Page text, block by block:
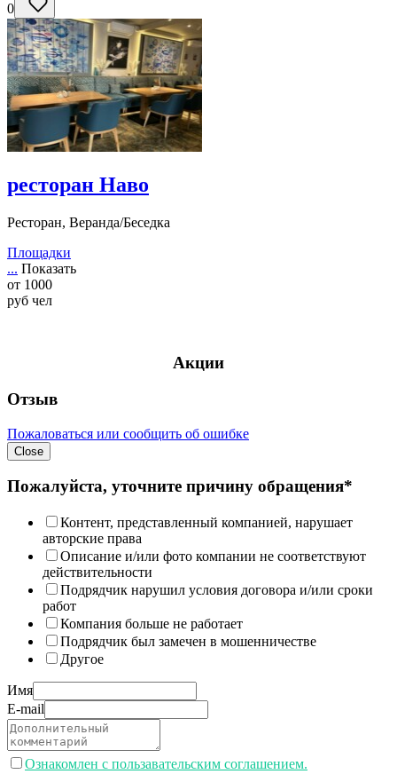
0
ресторан Наво
Ресторан, Веранда/Беседка
Площадки
... Показать
от 1000
руб чел
Акции
Отзыв
Пожаловаться или сообщить об ошибке
Close
Пожалуйста, уточните причину обращения*
Контент, представленный компанией, нарушает
авторские права
Описание и/или фото компании не соответствуют
действительности
Подрядчик нарушил условия договора и/или сроки
работ
Компания больше не работает
Подрядчик был замечен в мошенничестве
Другое
Имя
E-mail
Ознакомлен с пользавательским соглашением.